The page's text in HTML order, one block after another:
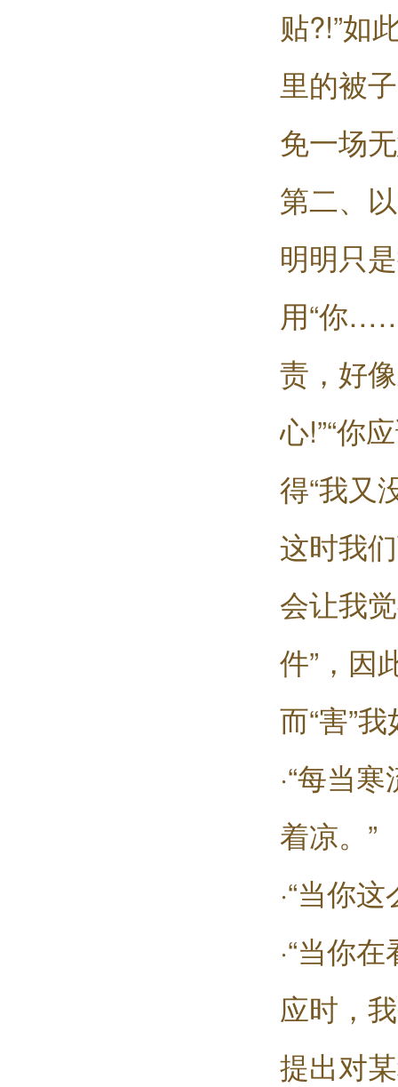
贴?!”如
里的被
免一场
第二、
明明只
用“你
责，好
心!”“你
得“我又
这时我
会让我
件”，因
而“害”
·“每当
着凉。”
·“当你
·“当你
应时，
提出对